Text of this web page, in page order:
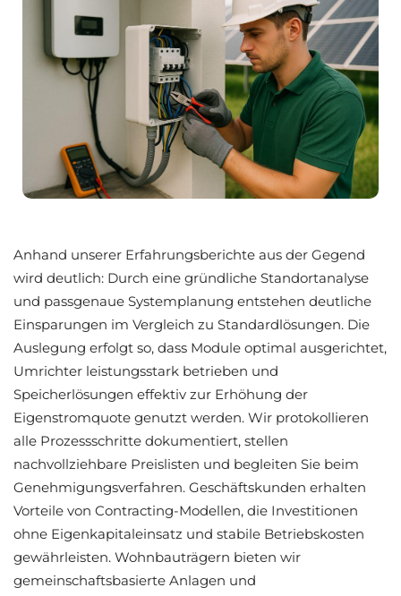
Anhand unserer Erfahrungsberichte aus der Gegend
wird deutlich: Durch eine gründliche Standortanalyse
und passgenaue Systemplanung entstehen deutliche
Einsparungen im Vergleich zu Standardlösungen. Die
Auslegung erfolgt so, dass Module optimal ausgerichtet,
Umrichter leistungsstark betrieben und
Speicherlösungen effektiv zur Erhöhung der
Eigenstromquote genutzt werden. Wir protokollieren
alle Prozessschritte dokumentiert, stellen
nachvollziehbare Preislisten und begleiten Sie beim
Genehmigungsverfahren. Geschäftskunden erhalten
Vorteile von Contracting-Modellen, die Investitionen
ohne Eigenkapitaleinsatz und stabile Betriebskosten
gewährleisten. Wohnbauträgern bieten wir
gemeinschaftsbasierte Anlagen und